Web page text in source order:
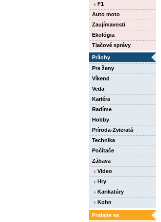
F1
Auto moto
Zaujímavosti
Ekológia
Tlačové správy
Prílohy
Pre ženy
Víkend
Veda
Kariéra
Radíme
Hobby
Príroda-Zvieratá
Technika
Počítače
Zábava
Video
Hry
Karikatúry
Kohn
Pridajte sa